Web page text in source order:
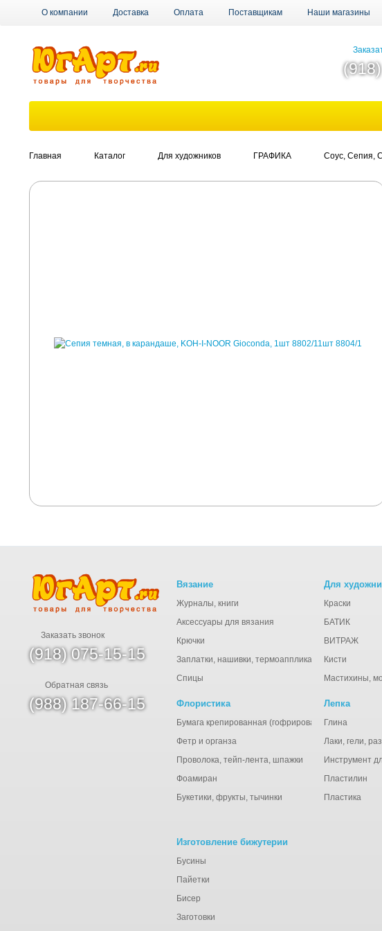
О компании Доставка Оплата Поставщикам Наши магазины
Главная Каталог Для художников ГРАФИКА Соус, Сепия,
Заказать звонок
(918) 075-15-15
Обратная связь
(988) 187-66-15
Вязание
Журналы, книги
Аксессуары для вязания
Крючки
Заплатки, нашивки, термоаппликации
Спицы
Для
Краски
БАТИК
ВИТРАЖ
Кисти
Мастихины,
Флористика
Бумага крепированная (гофрированная), тишью
Фетр и органза
Проволока, тейп-лента, шпажки
Фоамиран
Букетики, фрукты, тычинки
Лепка
Глина
Лаки, гели,
Инструмент
Пластилин
Пластика
Изготовление бижутерии
Бусины
Пайетки
Бисер
Заготовки